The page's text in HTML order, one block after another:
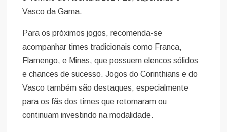
Vasco da Gama.
Para os próximos jogos, recomenda-se
acompanhar times tradicionais como Franca,
Flamengo, e Minas, que possuem elencos sólidos
e chances de sucesso. Jogos do Corinthians e do
Vasco também são destaques, especialmente
para os fãs dos times que retornaram ou
continuam investindo na modalidade.